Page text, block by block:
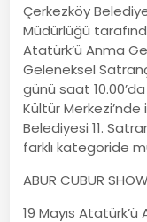
Çerkezköy
Müdürlüğü
Atatürk’ü Anma
Geleneksel
günü saat
Kültür
Belediyesi 11.
farklı kategoride
ABUR CUBUR
19 Mayıs